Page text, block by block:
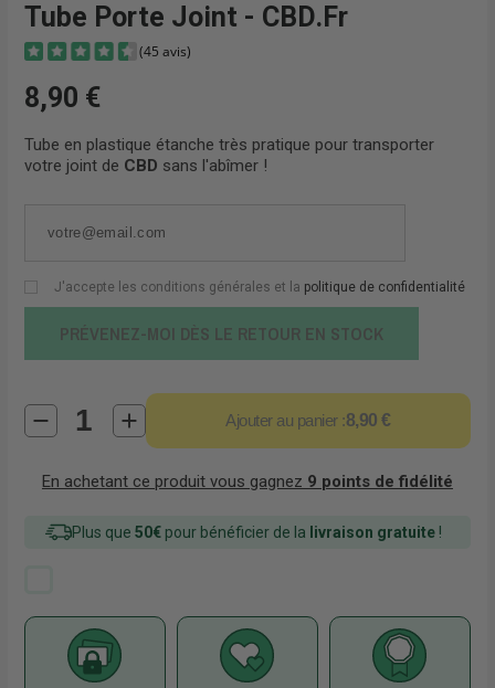
Tube Porte Joint - CBD.fr
8,90 €
Tube en plastique étanche très pratique pour transporter
votre joint de CBD sans l'abîmer !
J'accepte les conditions générales et la politique de confidentialité
PRÉVENEZ-MOI DÈS LE RETOUR EN STOCK
Ajouter au panier :8,90 €
En achetant ce produit vous gagnez 9 points de fidélité
Plus que 50€pour bénéficier de la livraison gratuite!